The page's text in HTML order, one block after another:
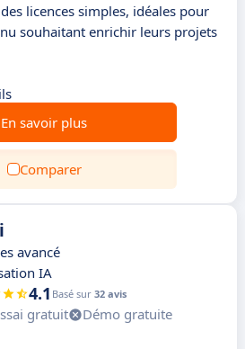
licences simples, idéales pour
souhaitant enrichir leurs projets
En savoir plus
Comparer
avancé
IA
4.1 Basé sur 32 avis
gratuit
Démo gratuite